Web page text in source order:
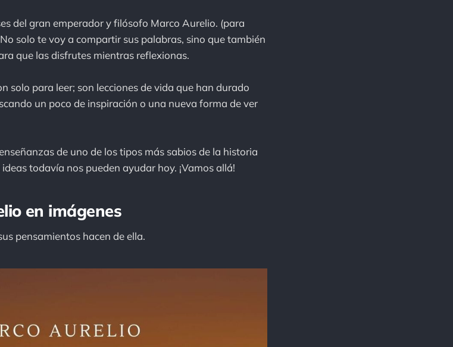
del gran emperador y filósofo Marco Aurelio. (para
solo te voy a compartir sus palabras, sino que también
que las disfrutes mientras reflexionas.
solo para leer; son lecciones de vida que han durado
un poco de inspiración o una nueva forma de ver
de uno de los tipos más sabios de la historia
todavía nos pueden ayudar hoy. ¡Vamos allá!
en imágenes
pensamientos hacen de ella.